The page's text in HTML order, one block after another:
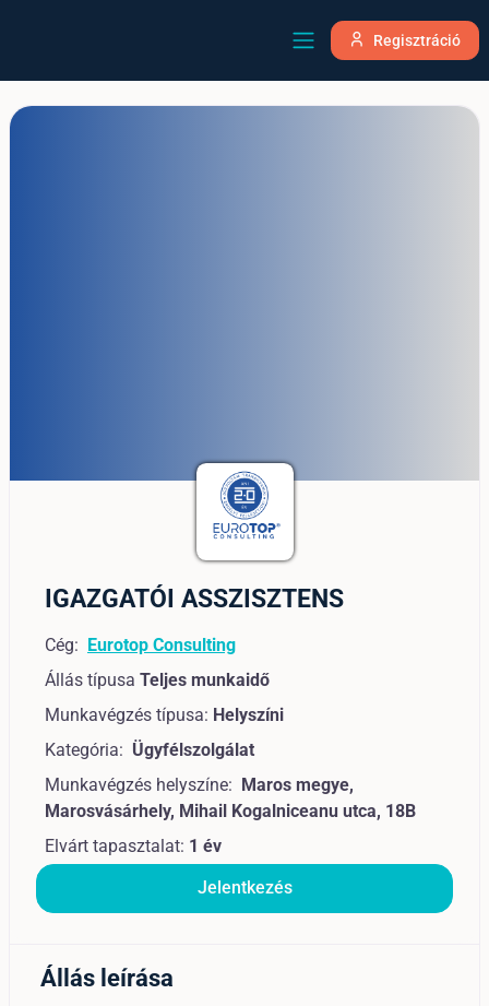
Regisztráció
IGAZGATÓI ASSZISZTENS
Cég:
Eurotop Consulting
Állás típusa Teljes munkaidő
Munkavégzés típusa: Helyszíni
Kategória: Ügyfélszolgálat
Munkavégzés helyszíne:
Maros megye,
Marosvásárhely, Mihail Kogalniceanu utca, 18B
Elvárt tapasztalat: 1 év
Jelentkezés
Állás leírása